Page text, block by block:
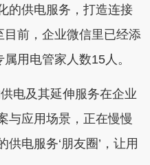
的供电服务，打造连接
目前，企业微信里已经添
用电管家人数15人。
电及其延伸服务在企业
与应用场景，正在慢慢
电服务‘朋友圈’，让用